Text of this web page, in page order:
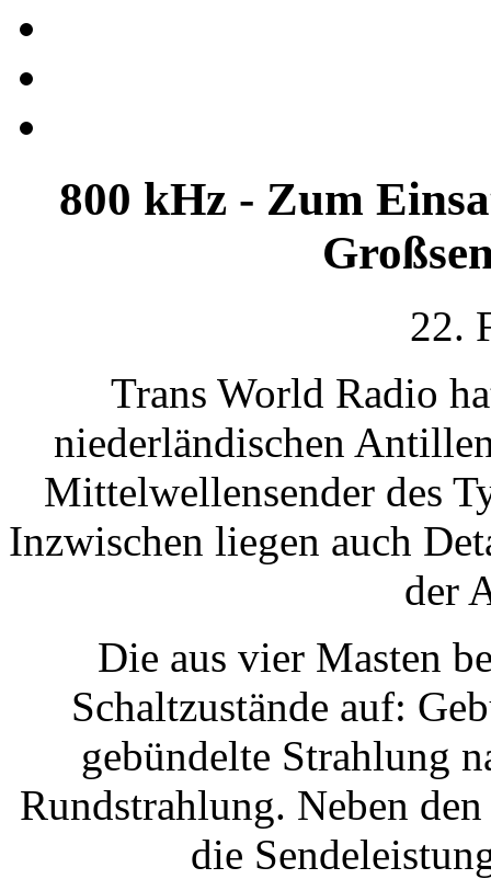
800 kHz - Zum
22.
Trans World Radio
niederländischen
Mittelwellensender des
Inzwischen liegen auch
der
Die aus vier Masten
Schaltzustände auf:
gebündelte Strahlung
Rundstrahlung. Neben
die